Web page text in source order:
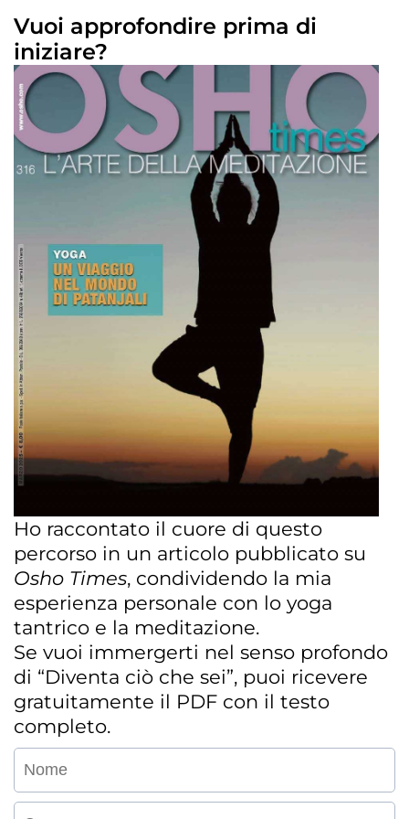
Vuoi approfondire prima di
iniziare?
Ho raccontato il cuore di questo
percorso in un articolo pubblicato su
Osho Times, condividendo la mia
esperienza personale con lo yoga
tantrico e la meditazione.
Se vuoi immergerti nel senso profondo
di “Diventa ciò che sei”, puoi ricevere
gratuitamente il PDF con il testo
completo.